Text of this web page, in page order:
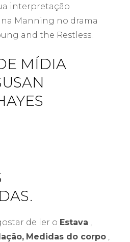
interpretação
Manning no drama
and the Restless.
MÍDIA
de ler o Estava ,
Medidas do corpo ,